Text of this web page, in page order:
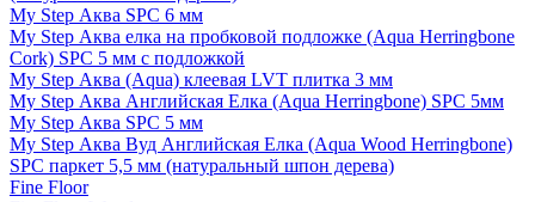
My Step Аква SPC 6 мм
My Step Аква елка на пробковой подложке (Aqua Herringbone
Cork) SPC 5 мм с подложкой
My Step Аква (Aqua) клеевая LVT плитка 3 мм
My Step Аква Английская Елка (Aqua Herringbone) SPC 5мм
My Step Аква SPC 5 мм
My Step Аква Вуд Английская Елка (Aqua Wood Herringbone)
SPC паркет 5,5 мм (натуральный шпон дерева)
Fine Floor